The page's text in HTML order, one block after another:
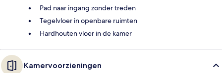
Pad naar ingang zonder treden
Tegelvloer in openbare ruimten
Hardhouten vloer in de kamer
Kamervoorzieningen